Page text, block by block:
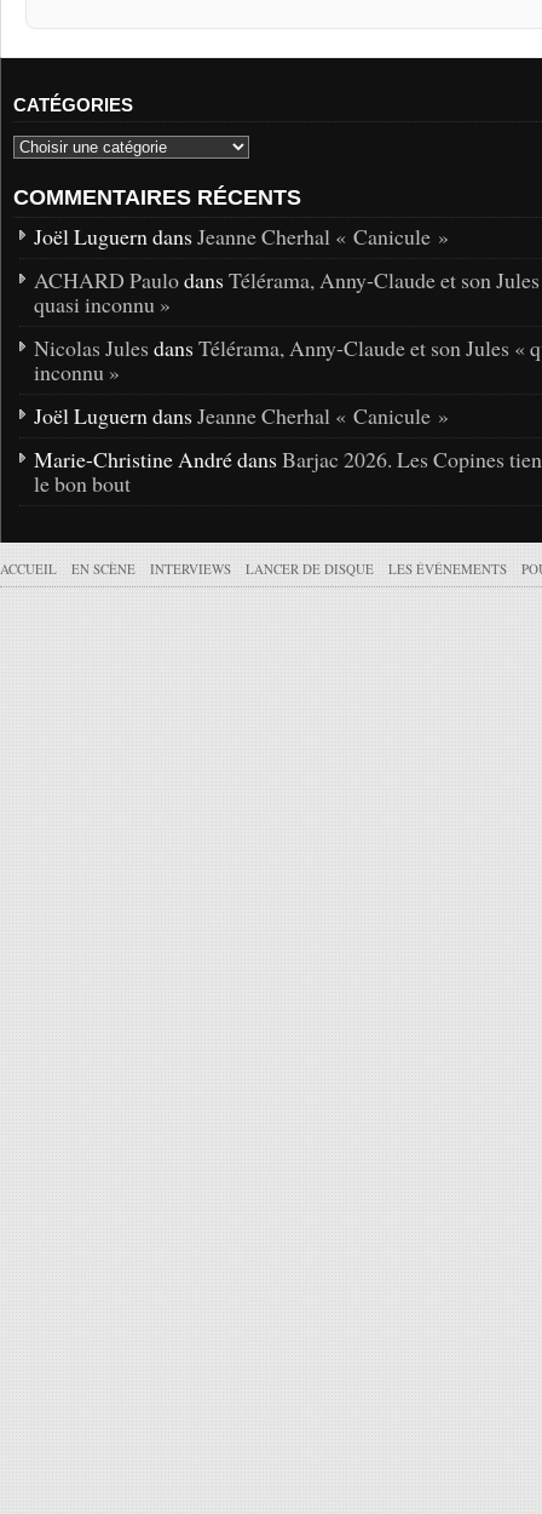
CATÉGORIES
COMMENTAIRES RÉCENTS
Joël Luguern dans Jeanne Cherhal « Canicule »
ACHARD Paulodans Télérama, Anny-Claude et son
quasi inconnu »
Nicolas Jules dans Télérama, Anny-Claude et son Jules «
inconnu »
Joël Luguern dans Jeanne Cherhal « Canicule »
Marie-Christine André dans Barjac 2026. Les Copines
le bon bout
ACCUEIL EN SCÈNE INTERVIEWS LANCER DE DISQUE LES ÉVÉNEMENTS